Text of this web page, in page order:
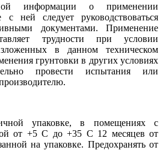
информации о применении
ней следует руководствоваться
документами. Применение
трудности при условии
в данном техническом
грунтовки в других условиях
провести испытания или
упаковке, в помещениях с
от +5 С до +35 С 12 месяцев от
на упаковке. Предохранять от